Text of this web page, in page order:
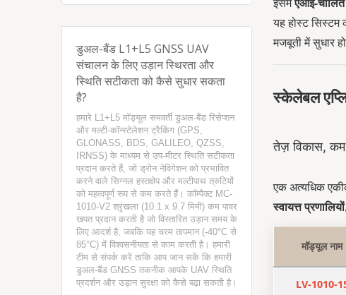
डुअल-बैंड L1+L5 GNSS UAV
संचालन के लिए उड़ान स्थिरता और
स्थिति सटीकता को कैसे सुधार सकता
है?
हमारे L1+L5 मॉड्यूल समवर्ती डुअल-बैंड रिसेप्शन
और मल्टी-कॉन्स्टेलेशन ट्रैकिंग (GPS,
GLONASS, BDS, GALILEO, QZSS,
IRNSS) के माध्यम से उप-मीटर स्थिति सटीकता
प्रदान करते हैं, जो ड्रोन नेविगेशन को प्रभावित
करने वाले सिग्नल हस्तक्षेप और मल्टीपाथ त्रुटियों
को महत्वपूर्ण रूप से कम करते हैं। कॉम्पैक्ट MC-
1010-V2 श्रृंखला (10.1 x 9.7 मिमी) कम पावर
खपत प्रदान करती है जो विस्तारित उड़ान समय के
लिए आदर्श है, जबकि यह चरम तापमान (-40°C से
85°C) में विश्वसनीयता से काम करती है। हमारी
टीम से संपर्क करें ताकि आप जान सकें कि हमारी
डुअल-बैंड GNSS तकनीक आपके UAV स्थिति
प्रदर्शन और उड़ान सुरक्षा को कैसे बढ़ा सकती है।
इसमेंएआई-चालित
यह होस्ट सिस्टम
मजबूती में सुधार
स्केलेबल
तेज़ विकास,
एक अत्यधिक
स्वायत्त
मॉड्यूल नाम
LV-1010-